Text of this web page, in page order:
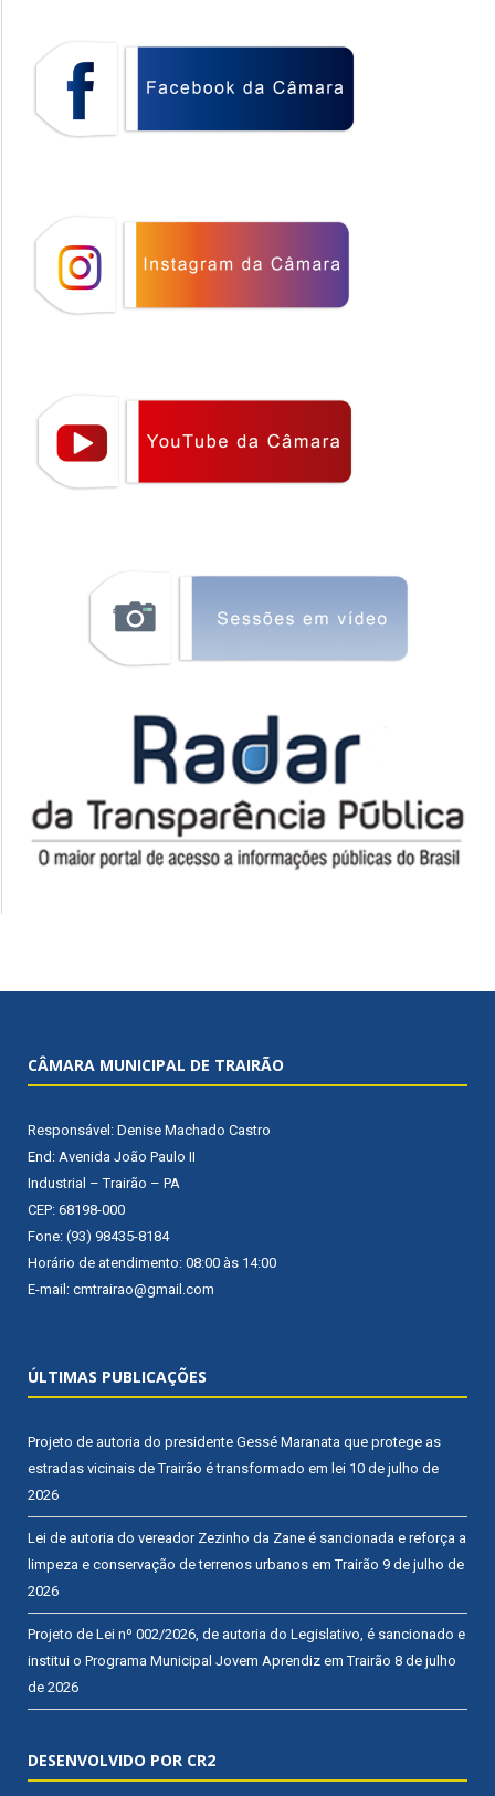
CÂMARA MUNICIPAL DE TRAIRÃO
Responsável: Denise Machado Castro
End: Avenida João Paulo II
Industrial – Trairão – PA
CEP: 68198-000
Fone: (93) 98435-8184
Horário de atendimento: 08:00 às 14:00
E-mail: cmtrairao@gmail.com
ÚLTIMAS PUBLICAÇÕES
Projeto de autoria do presidente Gessé Maranata que protege as
estradas vicinais de Trairão é transformado em lei 10 de julho de
2026
Lei de autoria do vereador Zezinho da Zane é sancionada e reforça a
limpeza e conservação de terrenos urbanos em Trairão 9 de julho de
2026
Projeto de Lei nº 002/2026, de autoria do Legislativo, é sancionado e
institui o Programa Municipal Jovem Aprendiz em Trairão 8 de julho
de 2026
DESENVOLVIDO POR CR2